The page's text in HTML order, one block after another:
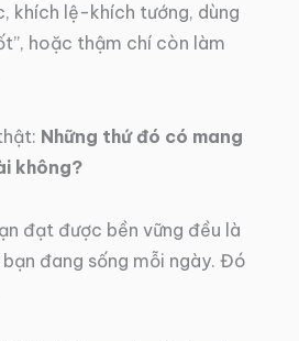
khích lệ-khích tướng, dùng
hoặc thậm chí còn làm
Những thứ đó có mang
không?
đạt được bền vững đều là
đang sống mỗi ngày. Đó